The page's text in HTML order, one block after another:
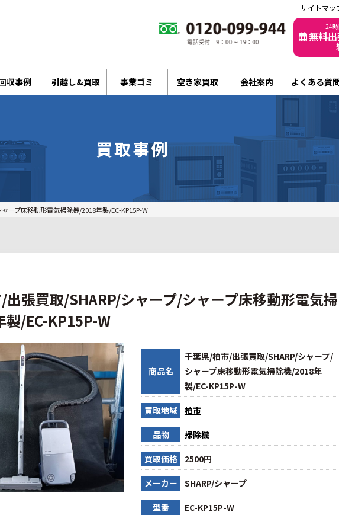
サイトマッ
24
無料
収事例 引越し&買取 事業ゴミ 空き家買取 会社案内 よくある質
買取事例
ープ床移動形電気掃除機/2018年製/EC-KP15P-W
張買取/SHARP/シャープ/シャープ床移動形電気掃
/EC-KP15P-W
商品名
千葉県/柏市/出張買取/SHARP/シャープ/
シャープ床移動形電気掃除機/2018年
製/EC-KP15P-W
買取地域 柏市
品物 掃除機
買取価格 2500円
メーカー SHARP/シャープ
型番 EC-KP15P-W